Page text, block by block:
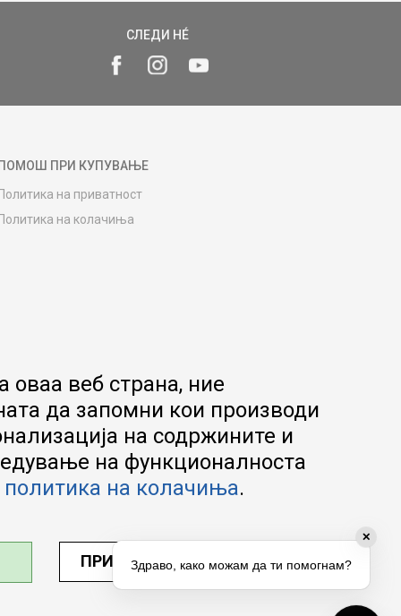
СЛЕДИ НÉ
ПОМОШ ПРИ КУПУВАЊЕ
Политика на приватност
Политика на колачиња
Product Finder
оваа веб страна, ние
да запомни кои производи
на содржините и
на функционалноста
политика на колачиња.
ПРИЛАГОДИ ПОСТАВУВАЊА
✕
Здраво, како можам да ти помогнам?